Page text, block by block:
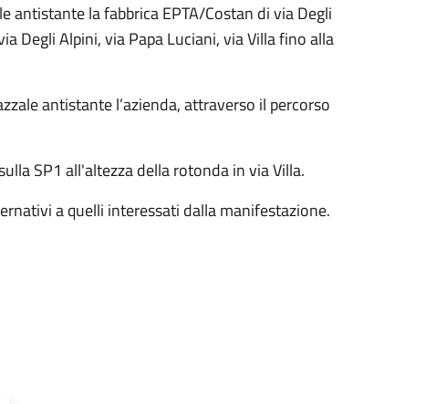
antistante la fabbrica EPTA/Costan di via Degli
Degli Alpini, via Papa Luciani, via Villa fino alla
antistante l’azienda, attraverso il percorso
SP1 all'altezza della rotonda in via Villa.
a quelli interessati dalla manifestazione.